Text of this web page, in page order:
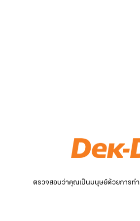
ตรวจสอบว่าคุณเป็นมนุษย์ด้วยการทำ